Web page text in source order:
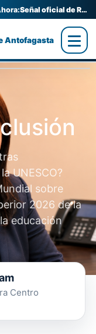
Señal oficial de Radio UA
Antofagasta
UNESCO?
sobre
2026 de la
educación
Centro